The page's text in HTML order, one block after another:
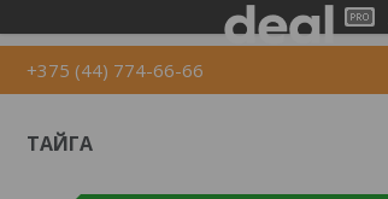
+375 (44) 774-66-66
ТАЙГА